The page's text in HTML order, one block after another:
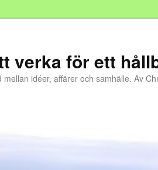
verka för ett
mellan idéer, affärer och samhälle. Av